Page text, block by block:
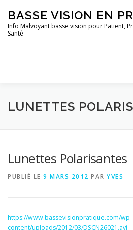
contenu
BASSE VISION EN
Info Malvoyant basse vision pour Patient,
Santé
ACCUEIL QUI SUIS-JE ?
LUNETTES
Lunettes Polarisantes
PUBLIÉ LE 9 MARS 2012 PAR YVES
https://www.bassevisionpratique.com/wp-
content/uploads/2012/03/DSCN26021.avi